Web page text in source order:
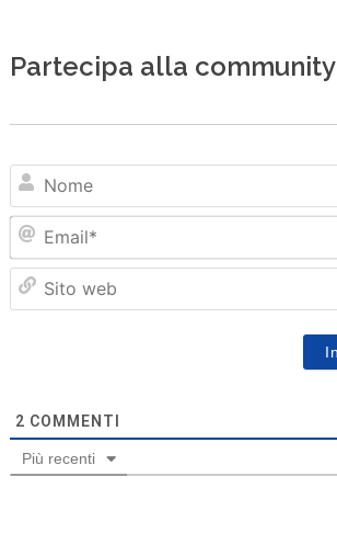
Partecipa alla community
2 COMMENTI
Più recenti